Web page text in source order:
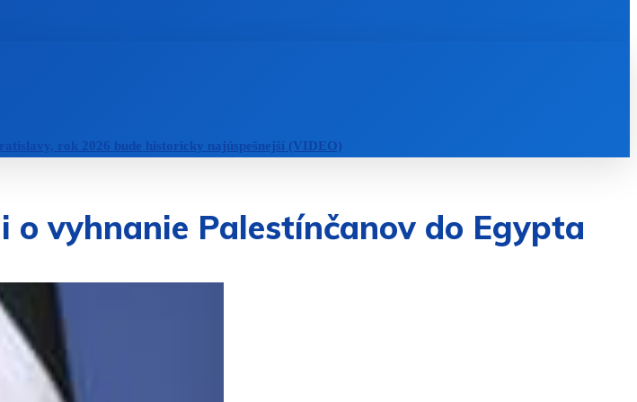
rok 2026 bude historicky najúspešnejší (VIDEO)
vyhnanie Palestínčanov do Egypta